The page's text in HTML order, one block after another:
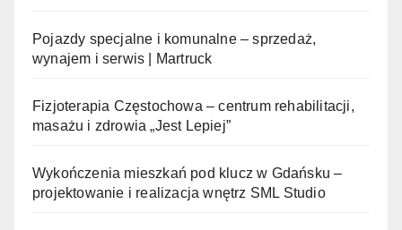
Pojazdy specjalne i komunalne – sprzedaż,
wynajem i serwis | Martruck
Fizjoterapia Częstochowa – centrum rehabilitacji,
masażu i zdrowia „Jest Lepiej”
Wykończenia mieszkań pod klucz w Gdańsku –
projektowanie i realizacja wnętrz SML Studio